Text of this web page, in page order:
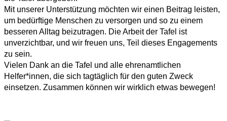
Mit unserer Unterstützung möchten wir einen Beitrag leisten,
um bedürftige Menschen zu versorgen und so zu einem
besseren Alltag beizutragen. Die Arbeit der Tafel ist
unverzichtbar, und wir freuen uns, Teil dieses Engagements
zu sein.
Vielen Dank an die Tafel und alle ehrenamtlichen
Helfer*innen, die sich tagtäglich für den guten Zweck
einsetzen. Zusammen können wir wirklich etwas bewegen!